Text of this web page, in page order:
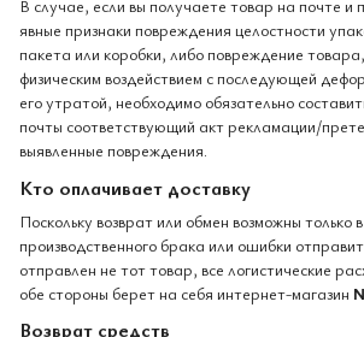
В случае, если вы получаете товар на почте и
явные признаки повреждения целостности
пакета или коробки, либо повреждение
физическим воздействием с последующей
его утратой, необходимо обязательно
почты соответствующий акт рекламации/
выявленные повреждения.
Кто оплачивает доставку
Поскольку возврат или обмен возможны только
производственного брака или ошибки
отправлен не тот товар, все логистические
обе стороны берет на себя интернет-магазин
Возврат средств